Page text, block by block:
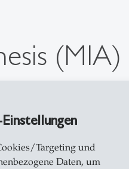
Targeting und
Daten, um
(MIA)
SE & Co.
of
Opportunities.